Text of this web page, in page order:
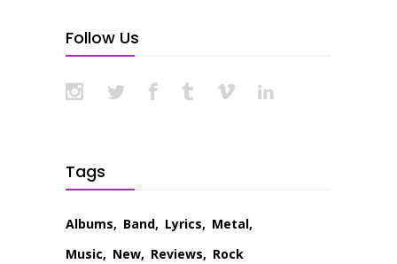
Follow Us
Tags
Albums Band Lyrics
Metal
Music
New Reviews Rock